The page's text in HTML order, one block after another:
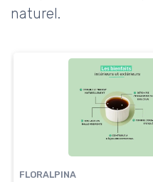
naturel.
FLORALPINA